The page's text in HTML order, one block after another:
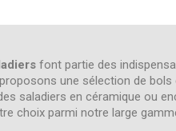
font partie des
une sélection de
saladiers en céramique ou
choix parmi notre large